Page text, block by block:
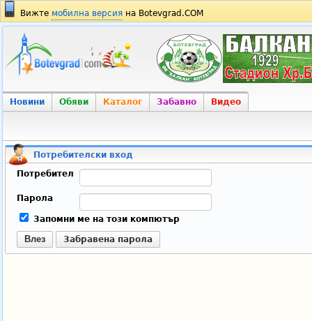
Вижте мобилна версия на Botevgrad.COM
Новини Обяви Каталог Забавно Видео
Потребителски вход
Потребител
Парола
Запомни ме на този компютър
Влез Забравена парола